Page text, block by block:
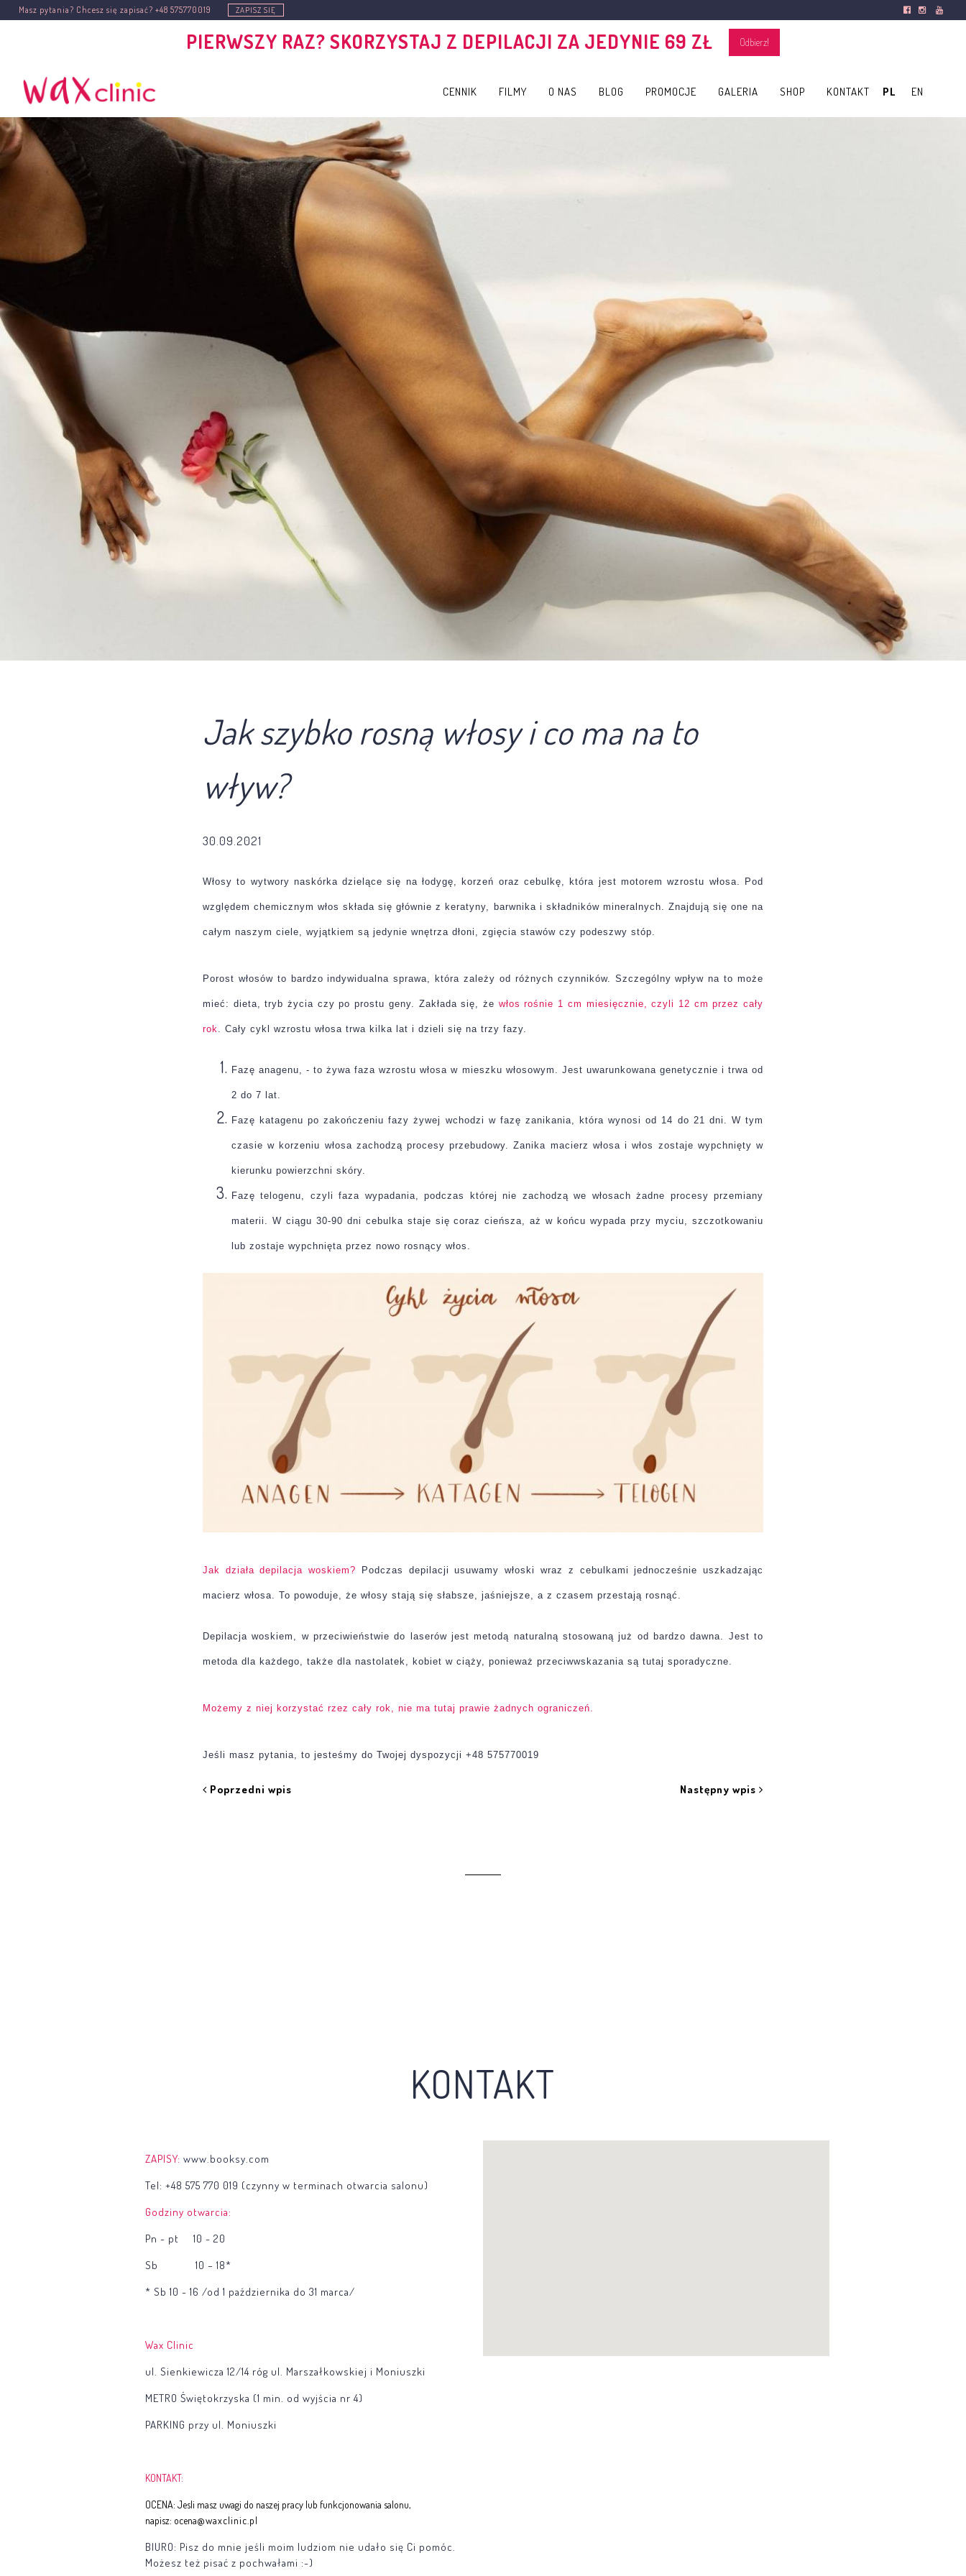
Masz pytania? Chcesz się zapisać?+48 575770019 ZAPISZ SIĘ
PIERWSZY RAZ? SKORZYSTAJ Z DEPILACJI ZA JEDYNIE 69 ZŁ Odbierz!
CENNIK FILMY O NAS BLOG PROMOCJE GALERIA SHOP KONTAKT PL EN
Jak szybko rosną włosy i co ma na to
wływ?
30.09.2021
Włosy to wytwory naskórka dzielące się na łodygę, korzeń oraz cebulkę, która jest motorem wzrostu włosa. Pod
względem chemicznym włos składa się głównie z keratyny, barwnika i składników mineralnych. Znajdują się one na
całym naszym ciele, wyjątkiem są jedynie wnętrza dłoni, zgięcia stawów czy podeszwy stóp.
Porost włosów to bardzo indywidualna sprawa, która zależy od różnych czynników. Szczególny wpływ na to może
mieć: dieta, tryb życia czy po prostu geny. Zakłada się, że włos rośnie 1 cm miesięcznie, czyli 12 cm przez cały
rok . Cały cykl wzrostu włosa trwa kilka lat i dzieli się na trzy fazy.
Fazę anagenu , - to żywa faza wzrostu włosa w mieszku włosowym. Jest uwarunkowana genetycznie i trwa od
2 do 7 lat.
Fazę katagenu po zakończeniu fazy żywej wchodzi w fazę zanikania, która wynosi od 14 do 21 dni. W tym
czasie w korzeniu włosa zachodzą procesy przebudowy. Zanika macierz włosa i włos zostaje wypchnięty w
kierunku powierzchni skóry.
Fazętelogenu , czyli faza wypadania, podczas której nie zachodzą we włosach żadne procesy przemiany
materii. W ciągu 30-90 dni cebulka staje się coraz cieńsza, aż w końcu wypada przy myciu, szczotkowaniu
lub zostaje wypchnięta przez nowo rosnący włos.
Jak działa depilacja woskiem? Podczas depilacji usuwamy włoski wraz z cebulkami jednocześnie uszkadzając
macierz włosa. To powoduje, że włosy stają się słabsze, jaśniejsze, a z czasem przestają rosnąć.
Depilacja woskiem, w przeciwieństwie do laserów jest metodą naturalną stosowaną już od bardzo dawna. Jest to
metoda dla każdego, także dla nastolatek, kobiet w ciąży, ponieważ przeciwwskazania są tutaj sporadyczne.
Możemy z niej korzystać rzez cały rok, nie ma tutaj prawie żadnych ograniczeń.
Jeśli masz pytania, to jesteśmy do Twojej dyspozycji +48 575770019
Poprzedni wpis Następny wpis
KONTAKT
ZAPISY: www.booksy.com
Tel: +48 575 770 019 (czynny w terminach otwarcia salonu)
Godziny otwarcia:
Pn - pt 10 - 20
Sb 10 – 18*
* Sb 10 - 16 /od 1 października do 31 marca/
Wax Clinic
ul. Sienkiewicza 12/14 róg ul. Marszałkowskiej i Moniuszki
METRO Świętokrzyska (1 min. od wyjścia nr 4)
PARKING przy ul. Moniuszki
KONTAKT:
OCENA: Jesli masz uwagi do naszej pracy lub funkcjonowania salonu,
napisz: ocena@waxclinic.pl
BIURO: Pisz do mnie jeśli moim ludziom nie udało się Ci pomóc.
Możesz też pisać z pochwałami :-)